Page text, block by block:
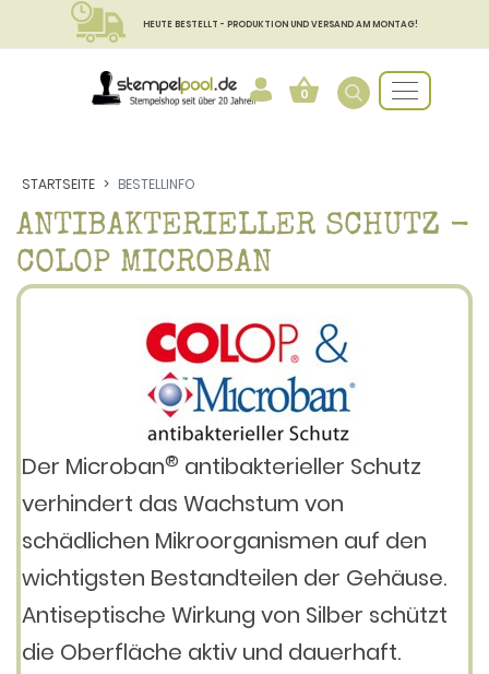
HEUTE BESTELLT - PRODUKTION UND VERSAND AM MONTAG!
0
STARTSEITE BESTELLINFO
ANTIBAKTERIELLER SCHUTZ -
COLOP MICROBAN
Der Microban® antibakterieller Schutz
verhindert das Wachstum von
schädlichen Mikroorganismen auf den
wichtigsten Bestandteilen der Gehäuse.
Antiseptische Wirkung von Silber schützt
die Oberfläche aktiv und dauerhaft.